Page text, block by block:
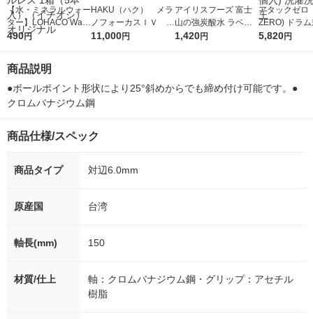
【水・ミネラルウォー
ター】LOHACO Wate
r（ロハコウォータ
シ） オリジナル
490円
HAKU（ハク） メラ
ノフォーカスＩＶ 4
5ｇ 資生堂 おまけ
11,000円
アイリスフーズ 富士
山の強炭酸水 ラベル
レス 500ml 1箱（24
1,420円
アタックゼロ
ZERO) ドラ
詰め替え メガ
5,820円
商品説明
●ボールポイント形状により25°斜めからでも締め付け可能です。●
クロムバナジウム鋼
商品仕様/スペック
商品タイプ 対辺6.0mm
原産国 台湾
軸長(mm) 150
材質/仕上
軸：クロムバナジウム鋼・グリップ：アセチル
樹脂